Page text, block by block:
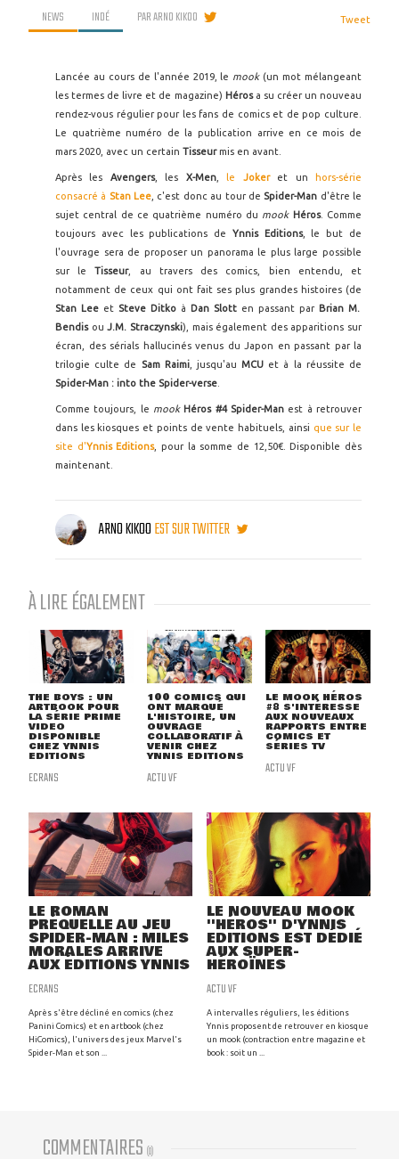
NEWS INDÉ PARARNO KIKOO Tweet
Lancée au cours de l'année 2019, le mook(un mot mélangeant
les termes de livre et de magazine) Hérosa su créer un nouveau
rendez-vous régulier pour les fans de comics et de pop culture.
Le quatrième numéro de la publication arrive en ce mois de
mars 2020, avec un certain Tisseurmis en avant.
Après les Avengers, les X-Men, le Jokeret un hors-série
consacré à Stan Lee , c'est donc au tour de Spider-Man d'être le
sujet central de ce quatrième numéro du mookHéros. Comme
toujours avec les publications de Ynnis Editions, le but de
l'ouvrage sera de proposer un panorama le plus large possible
sur le
Tisseur, au travers des comics, bien entendu, et
notamment de ceux qui ont fait ses plus grandes histoires (de
Stan Lee et Steve Ditko à Dan Slott en passant parBrian M.
Bendisou J.M. Straczynski), mais également des apparitions sur
écran, des sérials hallucinés venus du Japon en passant par la
trilogie culte de
Sam Raimi, jusqu'au MCU et à la réussite de
Spider-Man : into the Spider-verse
Comme toujours, le mookHéros #4 Spider-Man est à retrouver
dans les kiosques et points de vente habituels, ainsi que sur le
site d'Ynnis Editions, pour la somme de 12,50€. Disponible dès
maintenant.
ARNO KIKOOEST SUR TWITTER
À LIRE ÉGALEMENT
THE BOYS : UN
ARTBOOK POUR
LA SÉRIE PRIME
VIDEO
DISPONIBLE
CHEZ YNNIS
EDITIONS
ECRANS
100 COMICS QUI
ONT MARQUÉ
L'HISTOIRE, UN
OUVRAGE
COLLABORATIF À
VENIR CHEZ
YNNIS EDITIONS
ACTU VF
LE MOOK HÉROS
#8 S'INTÉRESSE
AUX NOUVEAUX
RAPPORTS ENTRE
COMICS ET
SÉRIES TV
ACTU VF
LE ROMAN
PRÉQUELLE AU JEU
SPIDER-MAN : MILES
MORALES ARRIVE
AUX ÉDITIONS YNNIS
ECRANS
Après s'être décliné en comics (chez
Panini Comics) et en artbook (chez
HiComics), l'univers des jeux Marvel's
Spider-Man et son ...
LE NOUVEAU MOOK
''HÉROS'' D'YNNIS
EDITIONS EST DÉDIÉ
AUX SUPER-
HÉROÏNES
ACTU VF
A intervalles réguliers, les éditions
Ynnis proposent de retrouver en kiosque
un mook (contraction entre magazine et
book : soit un ...
COMMENTAIRES (0)